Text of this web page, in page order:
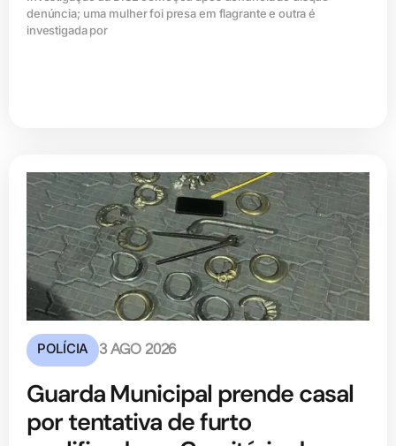
denúncia; uma mulher foi presa em flagrante e outra é
investigada por
POLÍCIA 3 AGO 2026
Guarda Municipal prende casal
por tentativa de furto